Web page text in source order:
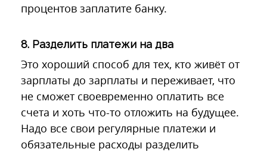
процентов заплатите банку.
8. Разделить платежи на два
Это хороший способ для тех, кто живёт от
зарплаты до зарплаты и переживает, что
не сможет своевременно оплатить все
счета и хоть что-то отложить на будущее.
Надо все свои регулярные платежи и
обязательные расходы разделить